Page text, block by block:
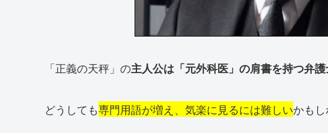
「正義の天秤」の主人公は「元外科医」の肩書を持つ弁
どうしても専門用語が増え、気楽に見るには難しいかもし